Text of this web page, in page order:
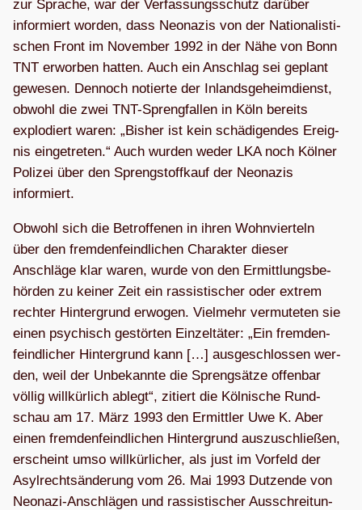
zur Spra­che, war der Ver­fas­sungs­schutz dar­über
infor­miert wor­den, dass Neo­na­zis von der Natio­na­lis­ti­
schen Front im Novem­ber 1992 in der Nähe von Bonn
TNT erwor­ben hat­ten. Auch ein Anschlag sei geplant
gewe­sen. Den­noch notierte der Inlands­ge­heim­dienst,
obwohl die zwei TNT-Spreng­fal­len in Köln bereits
explo­diert waren: „Bis­her ist kein schä­di­gen­des Ereig­
nis ein­ge­tre­ten.“ Auch wur­den weder LKA noch Köl­ner
Poli­zei über den Spreng­stoff­kauf der Neo­na­zis
informiert.
Obwohl sich die Betrof­fe­nen in ihren Wohn­vier­teln
über den frem­den­feind­li­chen Cha­rak­ter die­ser
Anschläge klar waren, wurde von den Ermitt­lungs­be­
hör­den zu kei­ner Zeit ein ras­sis­ti­scher oder extrem
rech­ter Hin­ter­grund erwo­gen. Viel­mehr ver­mu­te­ten sie
einen psy­chisch gestör­ten Ein­zel­tä­ter: „Ein frem­den­
feind­li­cher Hin­ter­grund kann […] aus­ge­schlos­sen wer­
den, weil der Unbe­kannte die Spreng­sätze offen­bar
völ­lig will­kür­lich ablegt“, zitiert die Köl­ni­sche Rund­
schau am 17. März 1993 den Ermitt­ler Uwe K. Aber
einen frem­den­feind­li­chen Hin­ter­grund aus­zu­schlie­ßen,
erscheint umso will­kür­li­cher, als just im Vor­feld der
Asyl­rechts­än­de­rung vom 26. Mai 1993 Dut­zende von
Neo­nazi-Anschlä­gen und ras­sis­ti­scher Aus­schrei­tun­